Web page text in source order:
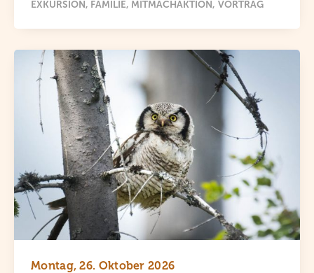
EXKURSION FAMILIE MITMACHAKTION VORTRAG
Montag, 26. Oktober 2026